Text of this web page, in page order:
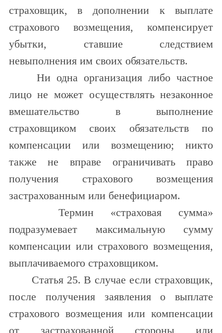
страховщик, в дополнении к выплате
страхового возмещения, компенсирует
убытки, ставшие следствием
невыполнения им своих обязательств.
Ни одна организация либо частное
лицо не может осуществлять незаконное
вмешательство в выполнение
страховщиком своих обязательств по
компенсации или возмещению; никто
также не вправе ограничивать право
получения страхового возмещения
застрахованным или бенефициаром.
Термин «страховая сумма»
подразумевает максимальную сумму
компенсации или страхового возмещения,
выплачиваемого страховщиком.
Статья 25. В случае если страховщик,
после получения заявления о выплате
страхового возмещения или компенсации
от застрахованной стороны или